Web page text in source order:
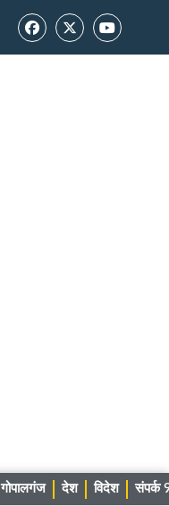
गोपालगंज देश विदेश संपर्क